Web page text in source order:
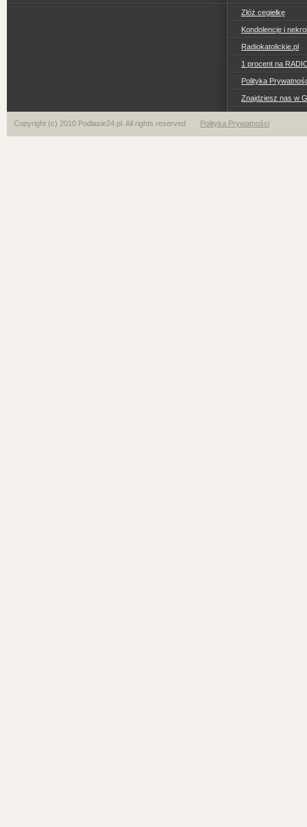
Złóż cegiełkę
Kondolencje i
Radiokatolickie.pl
1 procent na
Polityka
Znajdziesz nas w
Copyright (c) 2010 Podlasie24.pl. All rights reserved Polityka Prywatności